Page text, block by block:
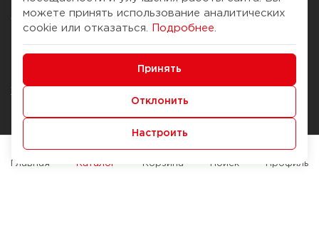
О компании
История Компании
Журнал
Наши марки
Брендирование
Помощь
Доставка и оплата
Способы оплаты
Служба контроля качества
можете принять использование аналитических
cookie или отказаться.
Подробнее
Принять
Отклонить
Настроить
Главная Каталог Корзина Поиск Профиль